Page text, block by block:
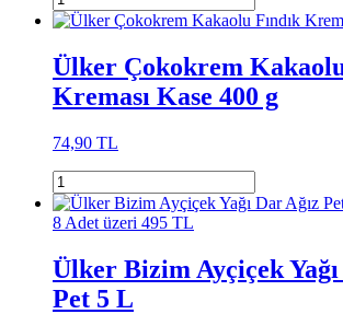
Ülker Çokokrem Kakaolu
Kreması Kase 400 g
74,90 TL
8 Adet üzeri 495 TL
Ülker Bizim Ayçiçek Yağı
Pet 5 L